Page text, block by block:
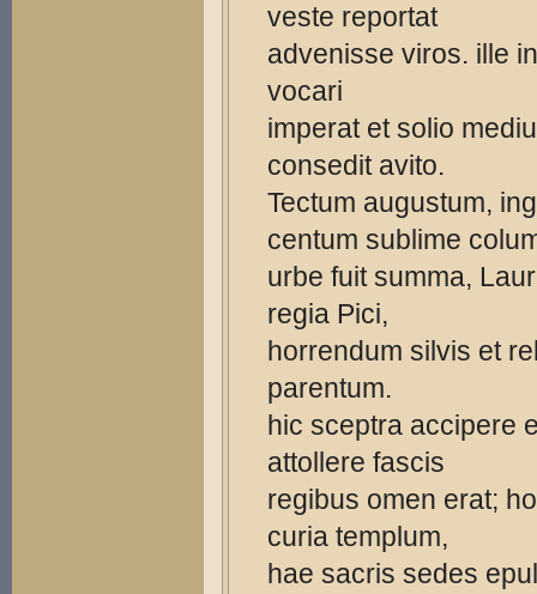
veste reportat
advenisse viros. ille
vocari
imperat et solio
consedit avito.
Tectum augustum,
centum sublime
urbe fuit summa,
regia Pici,
horrendum silvis et
parentum.
hic sceptra accipere
attollere fascis
regibus omen erat;
curia templum,
hae sacris sedes